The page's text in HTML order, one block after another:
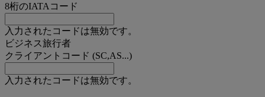
8桁のIATAコード
入力されたコードは無効です。
ビジネス旅行者
クライアントコード (SC,AS...)
入力されたコードは無効です。